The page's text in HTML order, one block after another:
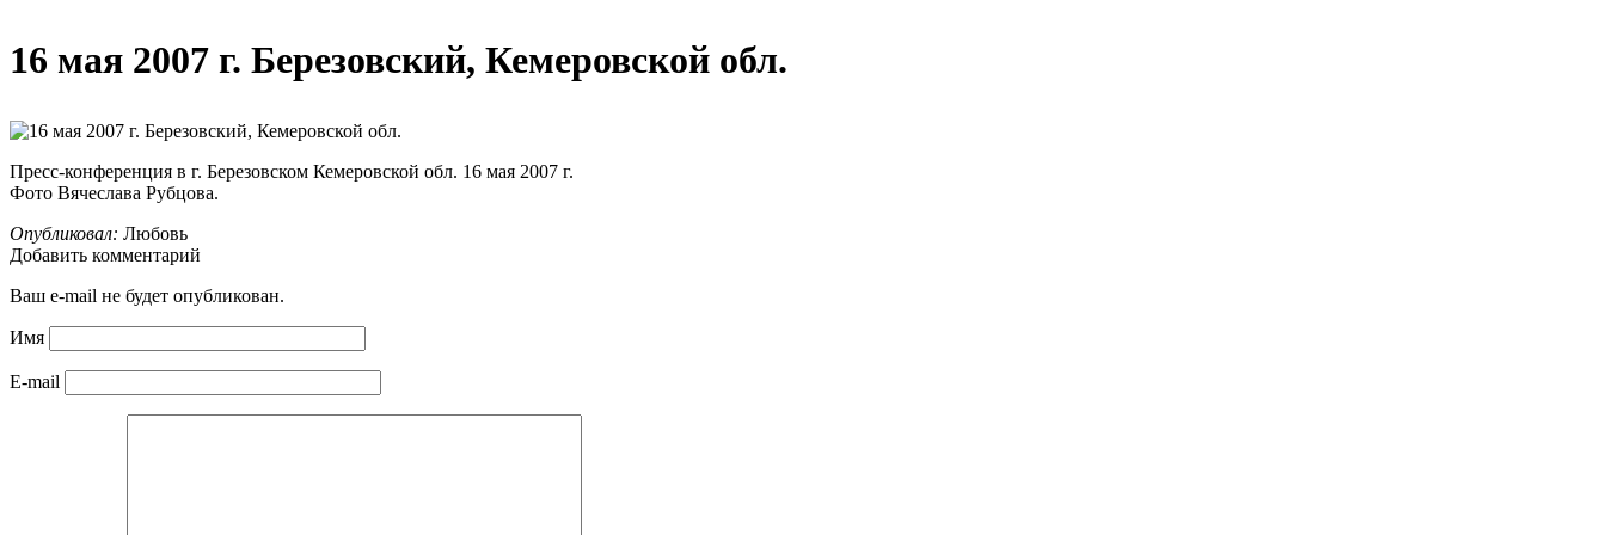
16 мая 2007 г. Березовский, Кемеровской обл.
Пресс-конференция в г. Березовском Кемеровской обл. 16 мая 2007 г.
Фото Вячеслава Рубцова.
Опубликовал: Любовь
Добавить комментарий
Ваш e-mail не будет опубликован.
Имя
E-mail